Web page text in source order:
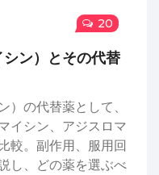
20
ン）とその代替
）の代替薬として、
イシン、アジスロマ
較。副作用、服用回
し、どの薬を選ぶべ